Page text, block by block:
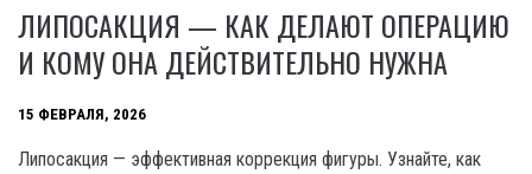
ЛИПОСАКЦИЯ — КАК ДЕЛАЮТ ОПЕРАЦИЮ
И КОМУ ОНА ДЕЙСТВИТЕЛЬНО НУЖНА
15 ФЕВРАЛЯ, 2026
Липосакция — эффективная коррекция фигуры. Узнайте, как